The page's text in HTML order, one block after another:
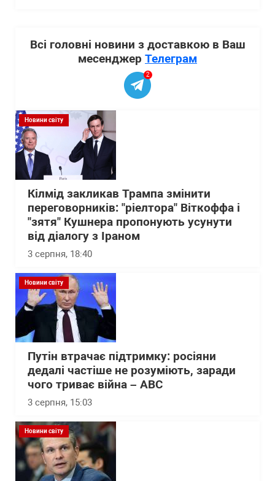
Всі головні новини з доставкою в Ваш
месенджер Телеграм
2
Новини світу
Кілмід закликав Трампа змінити
переговорників: "ріелтора" Віткоффа і
"зятя" Кушнера пропонують усунути
від діалогу з Іраном
3 серпня, 18:40
Новини світу
Путін втрачає підтримку: росіяни
дедалі частіше не розуміють, заради
чого триває війна – АВС
3 серпня, 15:03
Новини світу